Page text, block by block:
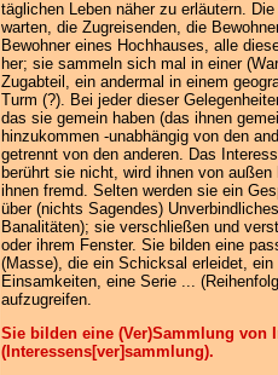
täglichen Leben näher zu erläutern.
warten, die Zugreisenden, die
Bewohner eines Hochhauses, alle
her; sie sammeln sich mal in einer
Zugabteil, ein andermal in einem
Turm (?). Bei jeder dieser
das sie gemein haben (das ihnen
hinzukommen -unabhängig von den
getrennt von den anderen. Das
berührt sie nicht, wird ihnen von
ihnen fremd. Selten werden sie ein
über (nichts Sagendes)
Banalitäten); sie verschließen und
oder ihrem Fenster. Sie bilden eine
(Masse), die ein Schicksal erleidet, ein
Einsamkeiten, eine Serie ...
aufzugreifen.
Sie bilden eine (Ver)Sammlung von
(Interessens[ver]sammlung).